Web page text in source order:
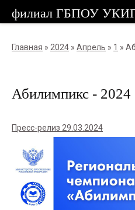
Главная » 2024 » Апрель » 1 »
Абилимпикс - 2024
Пресс-релиз 29.03.2024